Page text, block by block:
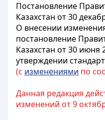
Постановление
Казахстан от 30
О внесении
постановление
Казахстан от 30 июня
утверждении
(с изменениями по
Данная редакция
изменений от 9